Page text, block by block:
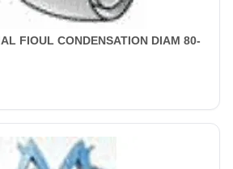
FIOUL CONDENSATION DIAM 80-